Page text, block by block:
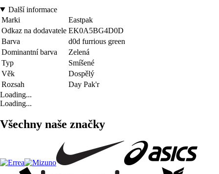
Další informace
Marki
Eastpak
Odkaz na dodavatele EK0A5BG4D0D
Barva
d0d furrious green
Dominantní barva
Zelená
Typ
Smíšené
Věk
Dospělý
Rozsah
Day Pak'r
Loading...
Loading...
Všechny naše značky